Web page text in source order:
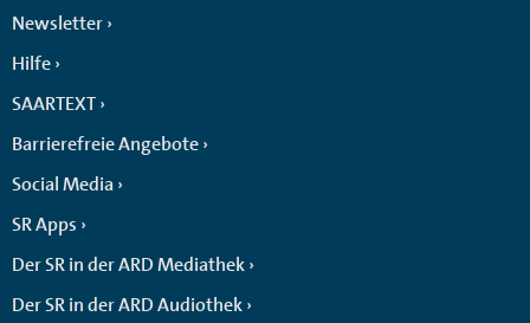
Newsletter
Hilfe
SAARTEXT
Barrierefreie Angebote
Social Media
SR Apps
Der SR in der ARD Mediathek
Der SR in der ARD Audiothek